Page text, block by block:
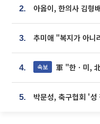
2.
3.
4. 속보 軍 "한ㆍ미, 北 발
5.